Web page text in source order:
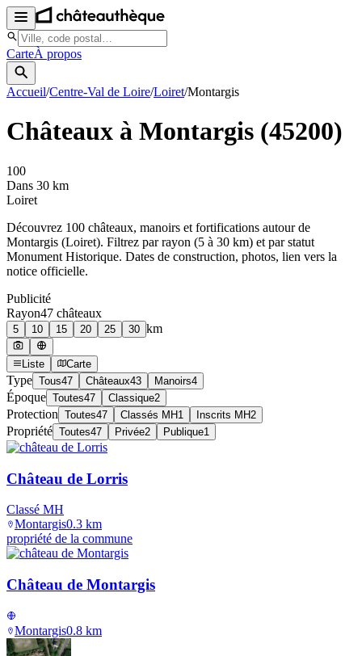
CarteÀ propos
Accueil/Centre-Val de Loire/Loiret/Montargis
Châteaux à Montargis (45200)
100
Dans 30 km
Loiret
Découvrez 100 châteaux, manoirs et fortifications autour de
Montargis (Loiret). Filtrez par rayon (5 à 30 km) et par statut
Monument Historique. Dates de construction, photos, lien vers la
notice officielle.
Publicité
Rayon47 châteaux
5 10 15 20 25 30 km
Liste Carte
Type Tous47 Châteaux43 Manoirs4
Époque Toutes47 Classique2
Protection Toutes47 Classés MH1 Inscrits MH2
Propriété Toutes47 Privée2 Publique1
Château de Lorris
Classé MH
Montargis0.3 km
propriété de la commune
Château de Montargis
Montargis0.8 km